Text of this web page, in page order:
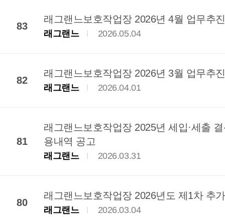
83
래그랜느보호작업장 2026년 4월 업무추
래그랜느 2026.05.04
82
래그랜느보호작업장 2026년 3월 업무추
래그랜느 2026.04.01
81
래그랜느보호작업장 2025년 세입·세출
용내역 공고
래그랜느 2026.03.31
80
래그랜느보호작업장 2026년도 제1차 추
래그랜느 2026.03.04